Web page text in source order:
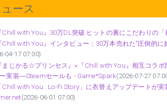
ース
Chill with You』30万DL突破 ヒットの裏にこだわりの
Chill with You』インタビュー：30万本売れた"圧倒的
04-17 07:00)
まじかる☆プリンセス』×『Chill with You』相互コラ
実装―Steamセールも - Game*Spark(2026-07-27
Chill with You : Lo-Fi Story」に衣替えアップデートが
(2026-06-01 07:00)